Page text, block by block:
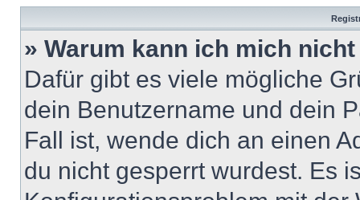
» Warum kann ich mich
Dafür gibt es viele mögliche
dein Benutzername und dein
Fall ist, wende dich an einen
du nicht gesperrt wurdest. Es